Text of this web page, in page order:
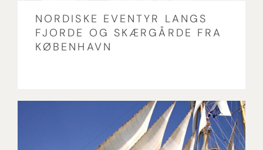
NORDISKE EVENTYR LANGS
FJORDE OG SKÆRGÅRDE FRA
KØBENHAVN